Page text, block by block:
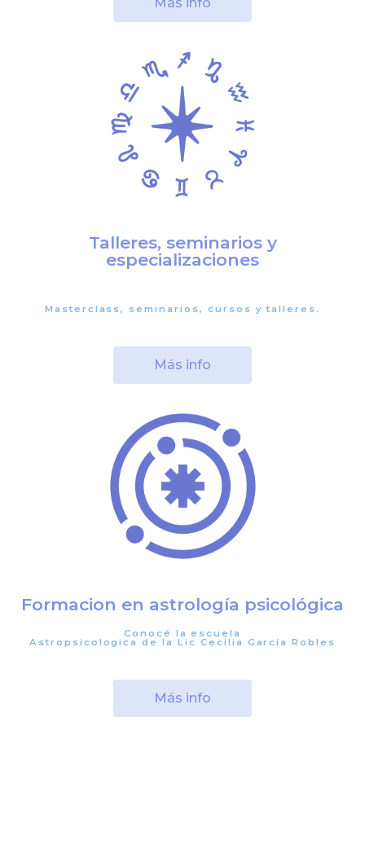
Talleres, seminarios y
especializaciones
Masterclass, seminarios, cursos y talleres.
Más info
Formacion en astrología psicológica
Conocé la escuela
Astropsicologica de la Lic Cecilia García Robles
Más info